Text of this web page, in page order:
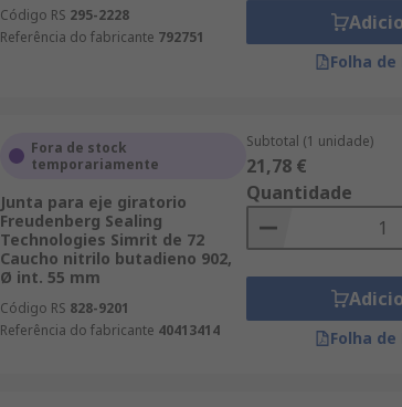
Código RS 295-2228
Referência do fabricante 792751
Folha de
Fora de stock
temporariamente
Junta para eje giratorio
Freudenberg Sealing
Technologies Simrit de 72
Caucho nitrilo butadieno 902,
Ø int. 55 mm
Código RS 828-9201
Referência do fabricante 40413414
Subtotal (1 unidade)
21,78 €
Quantidade
Folha de